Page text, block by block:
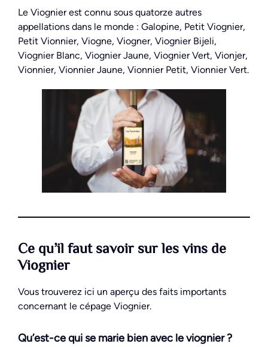
Le Viognier est connu sous quatorze autres
appellations dans le monde : Galopine, Petit Viognier,
Petit Vionnier, Viogne, Viogner, Viognier Bijeli,
Viognier Blanc, Viognier Jaune, Viognier Vert, Vionjer,
Vionnier, Vionnier Jaune, Vionnier Petit, Vionnier Vert.
Ce qu’il faut savoir sur les vins de
Viognier
Vous trouverez ici un aperçu des faits importants
concernant le cépage Viognier.
Qu’est-ce qui se marie bien avec le viognier ?